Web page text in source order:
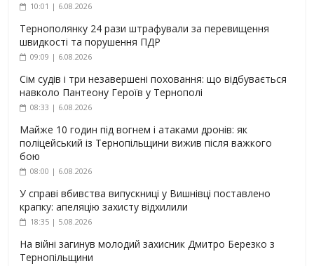
10:01 | 6.08.2026
Тернополянку 24 рази штрафували за перевищення
швидкості та порушення ПДР
09:09 | 6.08.2026
Сім судів і три незавершені поховання: що відбувається
навколо Пантеону Героїв у Тернополі
08:33 | 6.08.2026
Майже 10 годин під вогнем і атаками дронів: як
поліцейський із Тернопільщини вижив після важкого
бою
08:00 | 6.08.2026
У справі вбивства випускниці у Вишнівці поставлено
крапку: апеляцію захисту відхилили
18:35 | 5.08.2026
На війні загинув молодий захисник Дмитро Березко з
Тернопільщини